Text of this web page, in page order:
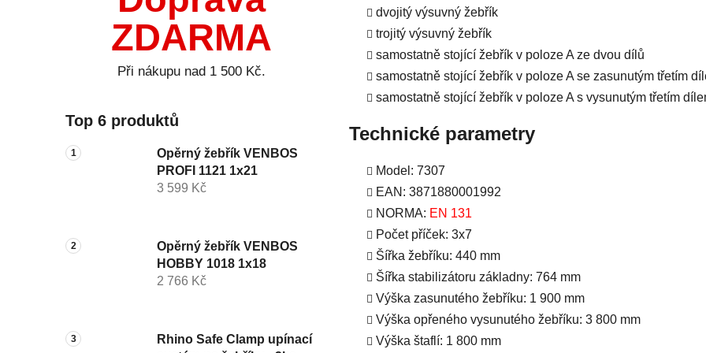
ZDARMA
Při nákupu nad 1 500 Kč.
Top 6 produktů
Opěrný žebřík VENBOS
PROFI 1121 1x21
3 599 Kč
Opěrný žebřík VENBOS
HOBBY 1018 1x18
2 766 Kč
Rhino Safe Clamp upínací
dvojitý výsuvný žebřík
trojitý výsuvný žebřík
samostatně stojící žebřík v poloze A ze dvou dílů
samostatně stojící žebřík v poloze A se zasunutým třetím
samostatně stojící žebřík v poloze A s vysunutým třetím
Technické parametry
Model: 7307
EAN: 3871880001992
NORMA: EN 131
Počet příček: 3x7
Šířka žebříku: 440 mm
Šířka stabilizátoru základny: 764 mm
Výška zasunutého žebříku: 1 900 mm
Výška opřeného vysunutého žebříku: 3 800 mm
Výška štaflí: 1 800 mm